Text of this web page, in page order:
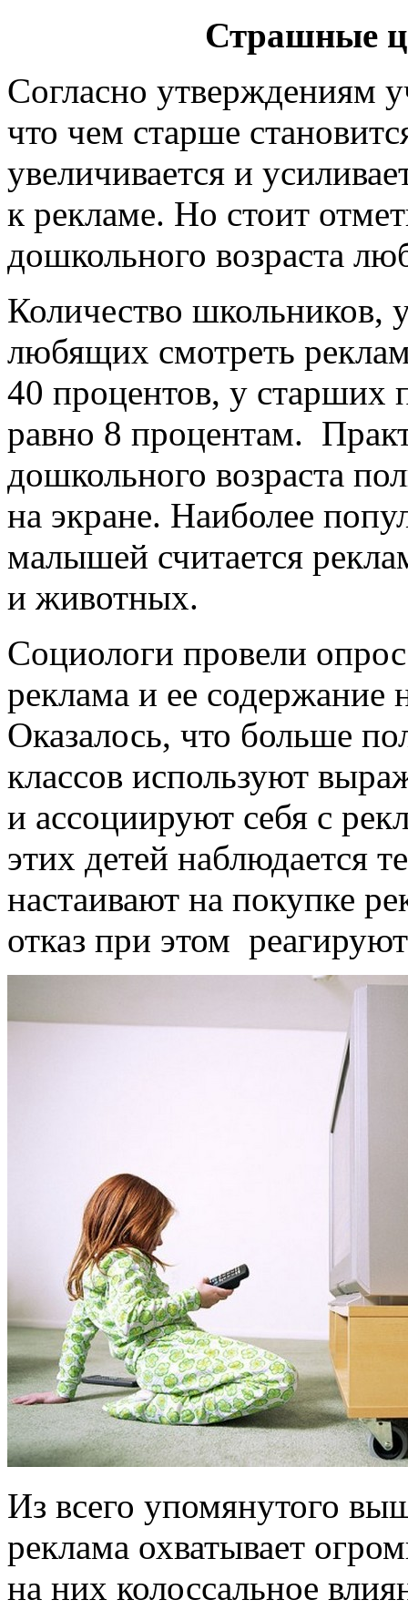
Страшные
Согласно утверждениям
что чем старше
увеличивается и
к рекламе. Но стоит
дошкольного возраста
Количество школьников,
любящих смотреть
40 процентов, у старших
равно 8 процентам.
дошкольного возраста
на экране. Наиболее
малышей считается
и животных.
Социологи провели
реклама и ее содержание
Оказалось, что больше
классов используют
и ассоциируют себя с
этих детей наблюдается
настаивают на покупке
отказ при этом
Из всего упомянутого
реклама охватывает
на них колоссальное